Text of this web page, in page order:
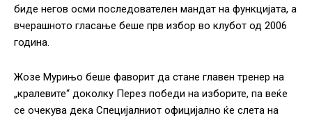
биде негов осми последователен мандат на функцијата, а
вчерашното гласање беше прв избор во клубот од 2006
година.
Жозе Мурињо беше фаворит да стане главен тренер на
„кралевите“ доколку Перез победи на изборите, па веќе
се очекува дека Специјалниот официјално ќе слета на